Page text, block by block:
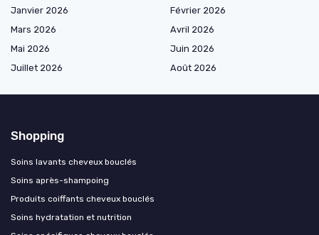
Janvier 2026
Février 2026
Mars 2026
Avril 2026
Mai 2026
Juin 2026
Juillet 2026
Août 2026
Shopping
Soins lavants cheveux bouclés
Soins après-shampoing
Produits coiffants cheveux bouclés
Soins hydratation et nutrition